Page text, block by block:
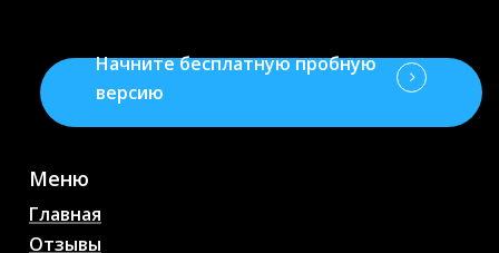
Начните бесплатную пробную
версию
Меню
Главная
Отзывы